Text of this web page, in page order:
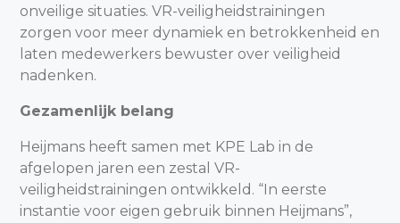
onveilige situaties. VR-veiligheidstrainingen
zorgen voor meer dynamiek en betrokkenheid en
laten medewerkers bewuster over veiligheid
nadenken.
Gezamenlijk belang
Heijmans heeft samen met KPE Lab in de
afgelopen jaren een zestal VR-
veiligheidstrainingen ontwikkeld. “In eerste
instantie voor eigen gebruik binnen Heijmans”,